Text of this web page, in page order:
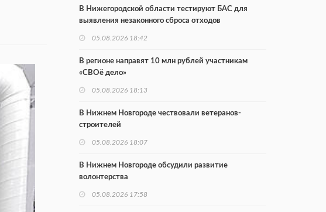
В Нижегородской области тестируют БАС для
выявления незаконного сброса отходов
05.08.2026 18:42
В регионе направят 10 млн рублей участникам
«СВОё дело»
05.08.2026 18:13
В Нижнем Новгороде чествовали ветеранов-
строителей
05.08.2026 18:07
В Нижнем Новгороде обсудили развитие
волонтерства
05.08.2026 17:58